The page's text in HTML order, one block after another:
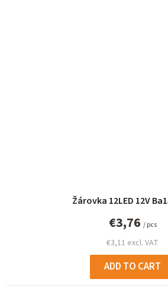
Žárovka 12LED 12V
€3,11 excl. VAT
€3,76 / pcs
ADD TO CART